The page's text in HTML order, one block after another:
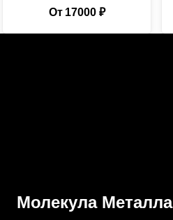
От 17000 ₽
Молекула Металла